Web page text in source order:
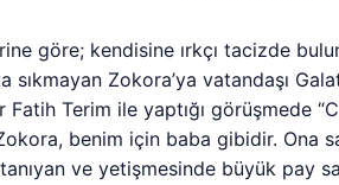
göre; kendisine ırkçı tacizde
sıkmayan Zokora’ya vatandaşı
Terim ile yaptığı görüşmede
benim için baba gibidir. Ona
ve yetişmesinde büyük pay